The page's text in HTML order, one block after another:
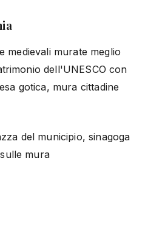
medievali murate meglio
dell'UNESCO con
gotica, mura cittadine
del municipio, sinagoga
mura